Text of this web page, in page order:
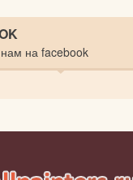
на facebook